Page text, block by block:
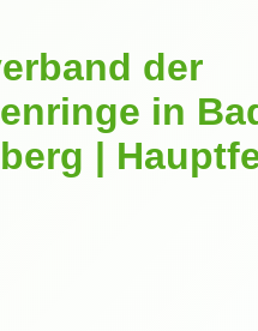
der
in
|